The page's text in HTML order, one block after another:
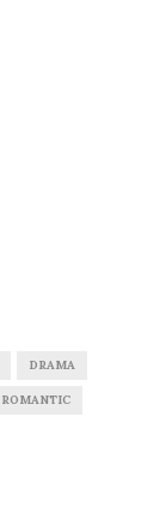
DRAMA
ROMANTIC